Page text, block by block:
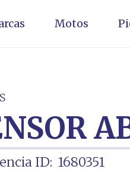
Motos
ID: 1680351